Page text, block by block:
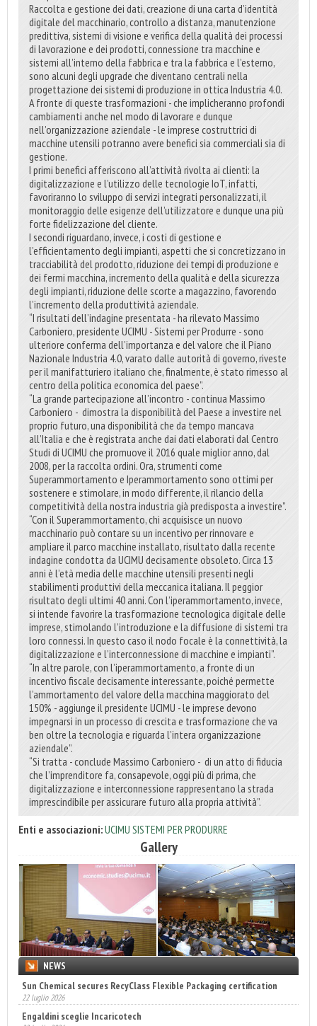
Raccolta e gestione dei dati, creazione di una carta d’identità
digitale del macchinario, controllo a distanza, manutenzione
predittiva, sistemi di visione e verifica della qualità dei processi
di lavorazione e dei prodotti, connessione tra macchine e
sistemi all’interno della fabbrica e tra la fabbrica e l’esterno,
sono alcuni degli upgrade che diventano centrali nella
progettazione dei sistemi di produzione in ottica Industria 4.0.
A fronte di queste trasformazioni - che implicheranno profondi
cambiamenti anche nel modo di lavorare e dunque
nell’organizzazione aziendale - le imprese costruttrici di
macchine utensili potranno avere benefici sia commerciali sia di
gestione.
I primi benefici afferiscono all’attività rivolta ai clienti: la
digitalizzazione e l’utilizzo delle tecnologie IoT, infatti,
favoriranno lo sviluppo di servizi integrati personalizzati, il
monitoraggio delle esigenze dell’utilizzatore e dunque una più
forte fidelizzazione del cliente.
I secondi riguardano, invece, i costi di gestione e
l’efficientamento degli impianti, aspetti che si concretizzano in
tracciabilità del prodotto, riduzione dei tempi di produzione e
dei fermi macchina, incremento della qualità e della sicurezza
degli impianti, riduzione delle scorte a magazzino, favorendo
l’incremento della produttività aziendale.
“I risultati dell’indagine presentata - ha rilevato Massimo
Carboniero, presidente UCIMU - Sistemi per Produrre - sono
ulteriore conferma dell’importanza e del valore che il Piano
Nazionale Industria 4.0, varato dalle autorità di governo, riveste
per il manifatturiero italiano che, finalmente, è stato rimesso al
centro della politica economica del paese”.
“La grande partecipazione all’incontro - continua Massimo
Carboniero - dimostra la disponibilità del Paese a investire nel
proprio futuro, una disponibilità che da tempo mancava
all’Italia e che è registrata anche dai dati elaborati dal Centro
Studi di UCIMU che promuove il 2016 quale miglior anno, dal
2008, per la raccolta ordini. Ora, strumenti come
Superammortamento e Iperammortamento sono ottimi per
sostenere e stimolare, in modo differente, il rilancio della
competitività della nostra industria già predisposta a investire”.
“Con il Superammortamento, chi acquisisce un nuovo
macchinario può contare su un incentivo per rinnovare e
ampliare il parco macchine installato, risultato dalla recente
indagine condotta da UCIMU decisamente obsoleto. Circa 13
anni è l’età media delle macchine utensili presenti negli
stabilimenti produttivi della meccanica italiana. Il peggior
risultato degli ultimi 40 anni. Con l’iperammortamento, invece,
si intende favorire la trasformazione tecnologica digitale delle
imprese, stimolando l’introduzione e la diffusione di sistemi tra
loro connessi. In questo caso il nodo focale è la connettività, la
digitalizzazione e l’interconnessione di macchine e impianti”.
“In altre parole, con l’iperammortamento, a fronte di un
incentivo fiscale decisamente interessante, poiché permette
l’ammortamento del valore della macchina maggiorato del
150% - aggiunge il presidente UCIMU - le imprese devono
impegnarsi in un processo di crescita e trasformazione che va
ben oltre la tecnologia e riguarda l’intera organizzazione
aziendale”.
“Si tratta - conclude Massimo Carboniero - di un atto di fiducia
che l’imprenditore fa, consapevole, oggi più di prima, che
digitalizzazione e interconnessione rappresentano la strada
imprescindibile per assicurare futuro alla propria attività”.
Enti e associazioni:UCIMU SISTEMI PER PRODURRE
Gallery
NEWS
Sun Chemical secures RecyClass Flexible Packaging certification
22 luglio 2026
Engaldini sceglie Incaricotech